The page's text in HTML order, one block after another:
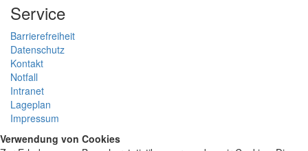
Service
Barrierefreiheit
Datenschutz
Kontakt
Notfall
Intranet
Lageplan
Impressum
Verwendung von Cookies